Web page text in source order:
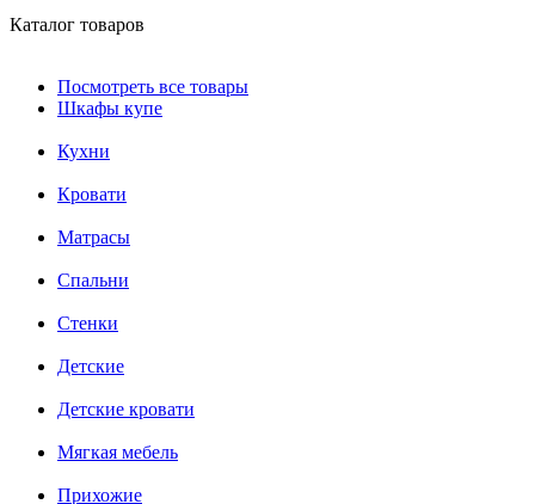
Каталог товаров
Посмотреть все товары
Шкафы купе
Кухни
Кровати
Матрасы
Cпальни
Стенки
Детские
Детские кровати
Мягкая мебель
Прихожие